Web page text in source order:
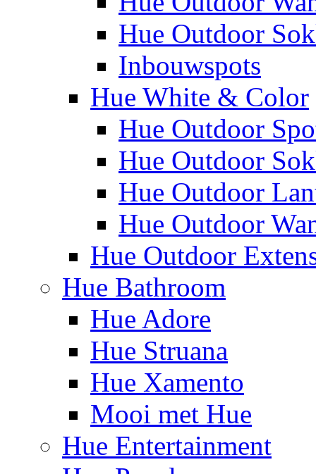
Hue Outdoor
Inbouwspots
Hue White & Color
Hue Outdoor
Hue Outdoor
Hue Outdoor
Hue Outdoor
Hue Outdoor
Hue Bathroom
Hue Adore
Hue Struana
Hue Xamento
Mooi met Hue
Hue Entertainment